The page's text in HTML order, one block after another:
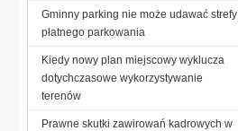
Gminny parking nie może udawać strefy
płatnego parkowania
Kiedy nowy plan miejscowy wyklucza
dotychczasowe wykorzystywanie
terenów
Prawne skutki zawirowań kadrowych w